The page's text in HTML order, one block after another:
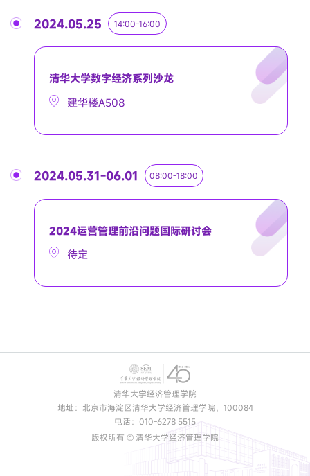
2024.05.25 14:00-16:00
清华大学数字经济系列沙龙
建华楼A508
2024.05.31-06.01 08:00-18:00
2024运营管理前沿问题国际研讨会
待定
清华大学经济管理学院
地址：北京市海淀区清华大学经济管理学院，100084
电话：010-6278 5515
版权所有 © 清华大学经济管理学院